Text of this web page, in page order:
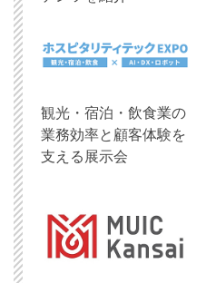
観光・宿泊・飲食業の
業務効率と顧客体験を
支える展示会